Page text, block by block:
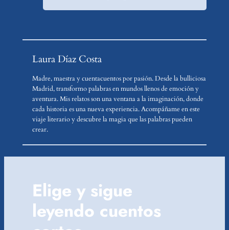
Laura Díaz Costa
Madre, maestra y cuentacuentos por pasión. Desde la bulliciosa
Madrid, transformo palabras en mundos llenos de emoción y
aventura. Mis relatos son una ventana a la imaginación, donde
cada historia es una nueva experiencia. Acompáñame en este
viaje literario y descubre la magia que las palabras pueden
crear.
Elige y sigue
leyendo cuentos